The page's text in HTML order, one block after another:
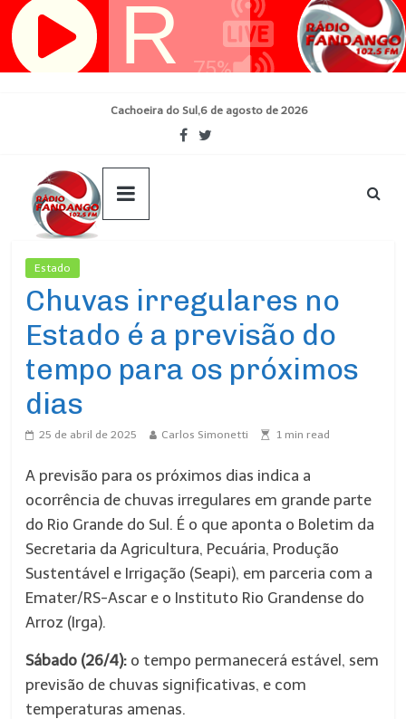
Pular
para
Cachoeira do Sul,6 de agosto de 2026
Estado
Chuvas irregulares no
Estado é a previsão do
tempo para os próximos
dias
25 de abril de 2025 Carlos Simonetti 1 min read
A previsão para os próximos dias indica a
ocorrência de chuvas irregulares em grande parte
do Rio Grande do Sul. É o que aponta o Boletim da
Secretaria da Agricultura, Pecuária, Produção
Sustentável e Irrigação (Seapi), em parceria com a
Emater/RS-Ascar e o Instituto Rio Grandense do
Arroz (Irga).
Sábado (26/4): o tempo permanecerá estável, sem
previsão de chuvas significativas, e com
temperaturas amenas.